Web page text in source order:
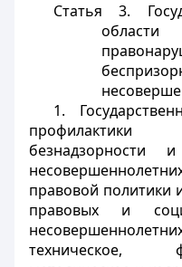
Статья 3.
1.
безнадзорности
правовой политики
правовых и
техническое,